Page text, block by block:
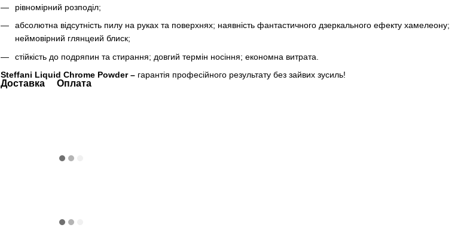
рівномірний розподіл;
абсолютна відсутність пилу на руках та поверхнях; наявність фантастичного дзеркального ефекту хамелеону;
неймовірний глянцеий блиск;
стійкість до подряпин та стирання; довгий термін носіння; економна витрата.
Steffani Liquid Chrome Powder – гарантія професійного результату без зайвих зусиль!
Доставка Оплата